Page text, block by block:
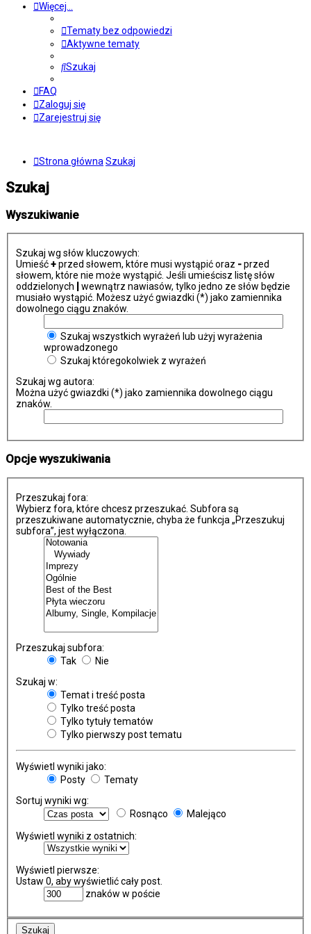
Więcej…
Tematy bez odpowiedzi
Aktywne tematy
Szukaj
FAQ
Zaloguj się
Zarejestruj się
Strona główna Szukaj
Szukaj
Wyszukiwanie
Szukaj wg słów kluczowych:
Umieść+przed słowem, które musi wystąpić oraz -przed
słowem, które nie może wystąpić. Jeśli umieścisz listę słów
oddzielonych
wewnątrz nawiasów, tylko jedno ze słów będzie
musiało wystąpić. Możesz użyć gwiazdki (*) jako zamiennika
dowolnego ciągu znaków.
Szukaj wszystkich wyrażeń lub użyj wyrażenia
wprowadzonego
Szukaj któregokolwiek z wyrażeń
Szukaj wg autora:
Można użyć gwiazdki (*) jako zamiennika dowolnego ciągu
znaków.
Opcje wyszukiwania
Przeszukaj fora:
Wybierz fora, które chcesz przeszukać. Subfora są
przeszukiwane automatycznie, chyba że funkcja „Przeszukuj
subfora”, jest wyłączona.
Przeszukaj subfora:
Tak
Nie
Szukaj w:
Temat i treść posta
Tylko treść posta
Tylko tytuły tematów
Tylko pierwszy post tematu
Wyświetl wyniki jako:
Posty
Tematy
Sortuj wyniki wg:
Rosnąco
Malejąco
Wyświetl wyniki z ostatnich:
Wyświetl pierwsze:
Ustaw 0, aby wyświetlić cały post.
znaków w poście